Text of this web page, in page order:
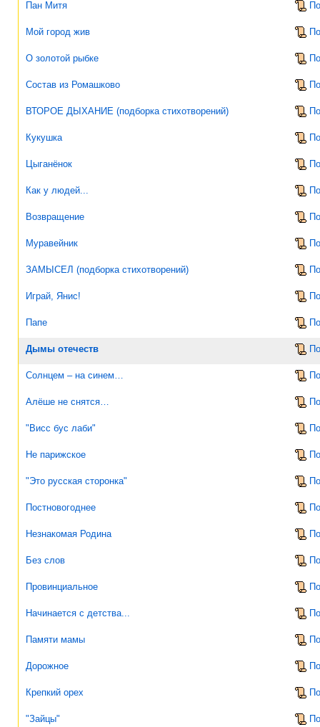
Пан Митя
Мой город жив
О золотой рыбке
Состав из Ромашково
ВТОРОЕ ДЫХАНИЕ (подборка стихотворений)
Кукушка
Цыганёнок
Как у людей...
Возвращение
Муравейник
ЗАМЫСЕЛ (подборка стихотворений)
Играй, Янис!
Папе
Дымы отечеств
Солнцем – на синем…
Алёше не снятся…
"Висс бус лаби"
Не парижское
"Это русская сторонка"
Постновогоднее
Незнакомая Родина
Без слов
Провинциальное
Начинается с детства...
Памяти мамы
Дорожное
Крепкий орех
"Зайцы"